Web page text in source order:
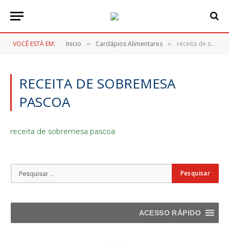
VOCÊ ESTÁ EM: Inicio » Cardápios Alimentares » receita de sobremesa pascoa
RECEITA DE SOBREMESA
PASCOA
receita de sobremesa pascoa
ACESSO RÁPIDO